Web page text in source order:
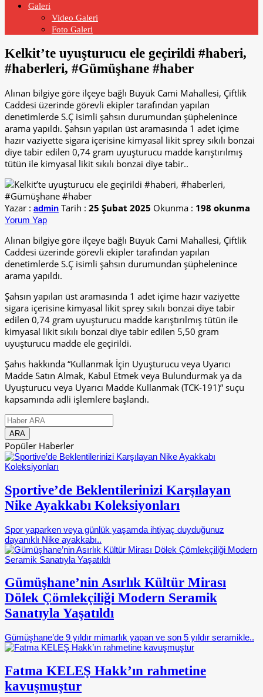
Galeri
Video Galeri
Foto Galeri
Kelkit’te uyuşturucu ele geçirildi #haberi,
#haberleri, #Gümüşhane #haber
Alınan bilgiye göre ilçeye bağlı Büyük Cami Mahallesi, Çiftlik
Caddesi üzerinde görevli ekipler tarafından yapılan
denetimlerde S.Ç isimli şahsın durumundan şüphelenince
arama yapıldı. Şahsın yapılan üst aramasında 1 adet içime
hazır vaziyette sigara içerisine kimyasal likit sprey sıkılı bonzai
diye tabir edilen 0,74 gram uyuşturucu madde karıştırılmış
tütün ile kimyasal likit sıkılı bonzai diye tabir..
Yazar : admin Tarih : 25 Şubat 2025 Okunma : 198 okunma
Yorum Yap
Alınan bilgiye göre ilçeye bağlı Büyük Cami Mahallesi, Çiftlik
Caddesi üzerinde görevli ekipler tarafından yapılan
denetimlerde S.Ç isimli şahsın durumundan şüphelenince
arama yapıldı.
Şahsın yapılan üst aramasında 1 adet içime hazır vaziyette
sigara içerisine kimyasal likit sprey sıkılı bonzai diye tabir
edilen 0,74 gram uyuşturucu madde karıştırılmış tütün ile
kimyasal likit sıkılı bonzai diye tabir edilen 5,50 gram
uyuşturucu madde ele geçirildi.
Şahıs hakkında “Kullanmak İçin Uyuşturucu veya Uyarıcı
Madde Satın Almak, Kabul Etmek veya Bulundurmak ya da
Uyuşturucu veya Uyarıcı Madde Kullanmak (TCK-191)” suçu
kapsamında adli işlemlere başlandı.
Popüler Haberler
Sportive’de Beklentilerinizi Karşılayan
Nike Ayakkabı Koleksiyonları
Spor yaparken veya günlük yaşamda ihtiyaç duyduğunuz
dayanıklı Nike ayakkabı..
Gümüşhane’nin Asırlık Kültür Mirası
Dölek Çömlekçiliği Modern Seramik
Sanatıyla Yaşatıldı
Gümüşhane’de 9 yıldır mimarlık yapan ve son 5 yıldır seramikle..
Fatma KELEŞ Hakk’ın rahmetine
kavuşmuştur